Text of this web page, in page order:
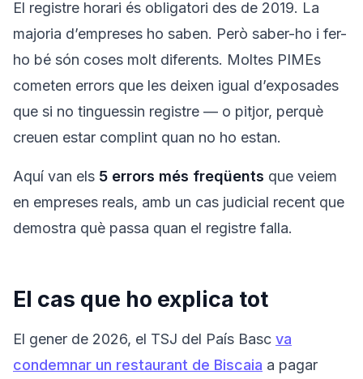
El registre horari és obligatori des de 2019. La
majoria d’empreses ho saben. Però saber-ho i fer-
ho bé són coses molt diferents. Moltes PIMEs
cometen errors que les deixen igual d’exposades
que si no tinguessin registre — o pitjor, perquè
creuen estar complint quan no ho estan.
Aquí van els 5 errors més freqüents que veiem
en empreses reals, amb un cas judicial recent que
demostra què passa quan el registre falla.
El cas que ho explica tot
El gener de 2026, el TSJ del País Basc va
condemnar un restaurant de Biscaia a pagar